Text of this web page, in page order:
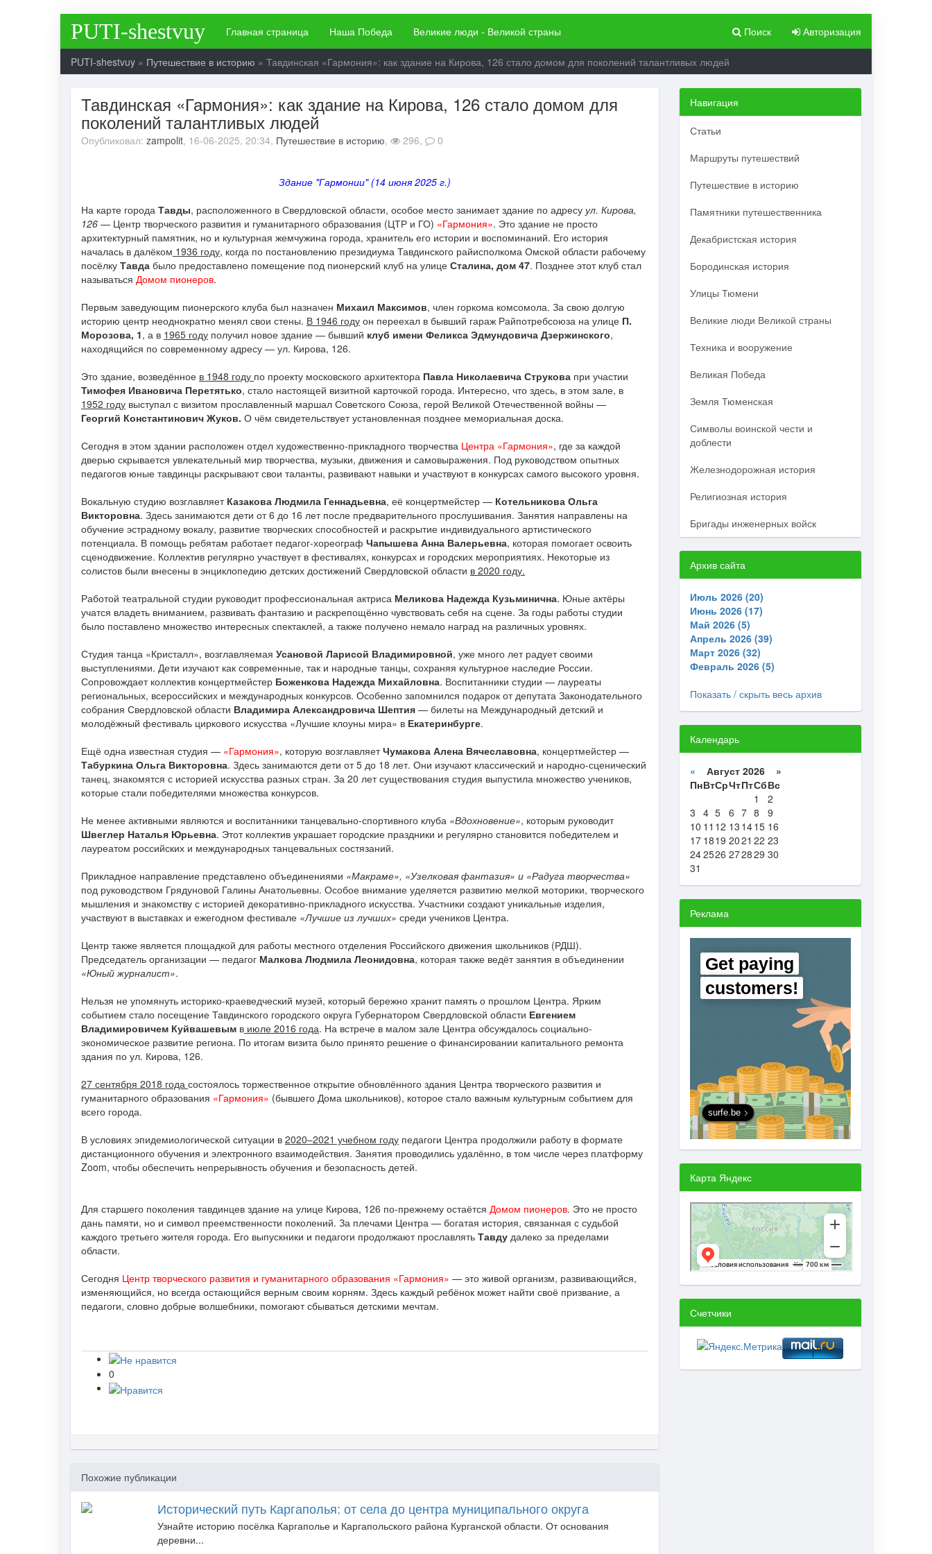
PUTI-shestvuy Главная страница Наша Победа Великие люди - Великой страны Поиск Авторизация
PUTI-shestvuy » Путешествие в историю » Тавдинская «Гармония»: как здание на Кирова, 126 стало домом для поколений талантливых людей
Тавдинская «Гармония»: как здание на Кирова, 126 стало домом для
поколений талантливых людей
Опубликовал: zampolit, 16-06-2025, 20:34, Путешествие в историю, 296, 0
Здание "Гармонии" (14 июня 2025 г.)
На карте города Тавды, расположенного в Свердловской области, особое место занимает здание по адресу ул. Кирова,
126 — Центр творческого развития и гуманитарного образования (ЦТР и ГО) «Гармония». Это здание не просто
архитектурный памятник, но и культурная жемчужина города, хранитель его истории и воспоминаний. Его история
началась в далёком 1936 году, когда по постановлению президиума Тавдинского райисполкома Омской области рабочему
посёлку Тавда было предоставлено помещение под пионерский клуб на улице Сталина, дом 47. Позднее этот клуб стал
называться Домом пионеров.
Первым заведующим пионерского клуба был назначен Михаил Максимов, член горкома комсомола. За свою долгую
историю центр неоднократно менял свои стены. В 1946 году он переехал в бывший гараж Райпотребсоюза на улице П.
Морозова, 1, а в 1965 году получил новое здание — бывший клуб имени Феликса Эдмундовича Дзержинского,
находящийся по современному адресу — ул. Кирова, 126.
Это здание, возведённое в 1948 году по проекту московского архитектора Павла Николаевича Струкова при участии
Тимофея Ивановича Перетятько, стало настоящей визитной карточкой города. Интересно, что здесь, в этом зале, в
1952 году выступал с визитом прославленный маршал Советского Союза, герой Великой Отечественной войны —
Георгий Константинович Жуков. О чём свидетельствует установленная позднее мемориальная доска.
Сегодня в этом здании расположен отдел художественно-прикладного творчества Центра «Гармония», где за каждой
дверью скрывается увлекательный мир творчества, музыки, движения и самовыражения. Под руководством опытных
педагогов юные тавдинцы раскрывают свои таланты, развивают навыки и участвуют в конкурсах самого высокого уровня.
Вокальную студию возглавляет Казакова Людмила Геннадьевна, её концертмейстер — Котельникова Ольга
Викторовна. Здесь занимаются дети от 6 до 16 лет после предварительного прослушивания. Занятия направлены на
обучение эстрадному вокалу, развитие творческих способностей и раскрытие индивидуального артистического
потенциала. В помощь ребятам работает педагог-хореограф Чапышева Анна Валерьевна, которая помогает освоить
сценодвижение. Коллектив регулярно участвует в фестивалях, конкурсах и городских мероприятиях. Некоторые из
солистов были внесены в энциклопедию детских достижений Свердловской области в 2020 году.
Работой театральной студии руководит профессиональная актриса Меликова Надежда Кузьминична. Юные актёры
учатся владеть вниманием, развивать фантазию и раскрепощённо чувствовать себя на сцене. За годы работы студии
было поставлено множество интересных спектаклей, а также получено немало наград на различных уровнях.
Студия танца «Кристалл», возглавляемая Усановой Ларисой Владимировной, уже много лет радует своими
выступлениями. Дети изучают как современные, так и народные танцы, сохраняя культурное наследие России.
Сопровождает коллектив концертмейстер Боженкова Надежда Михайловна. Воспитанники студии — лауреаты
региональных, всероссийских и международных конкурсов. Особенно запомнился подарок от депутата Законодательного
собрания Свердловской области Владимира Александровича Шептия — билеты на Международный детский и
молодёжный фестиваль циркового искусства «Лучшие клоуны мира» в Екатеринбурге.
Ещё одна известная студия — «Гармония», которую возглавляетЧумакова Алена Вячеславовна, концертмейстер —
Табуркина Ольга Викторовна. Здесь занимаются дети от 5 до 18 лет. Они изучают классический и народно-сценический
танец, знакомятся с историей искусства разных стран. За 20 лет существования студия выпустила множество учеников,
которые стали победителями множества конкурсов.
Не менее активными являются и воспитанники танцевально-спортивного клуба «Вдохновение», которым руководит
Швеглер Наталья Юрьевна. Этот коллектив украшает городские праздники и регулярно становится победителем и
лауреатом российских и международных танцевальных состязаний.
Прикладное направление представлено объединениями «Макраме», «Узелковая фантазия» и «Радуга творчества»
под руководством Грядуновой Галины Анатольевны. Особое внимание уделяется развитию мелкой моторики, творческого
мышления и знакомству с историей декоративно-прикладного искусства. Участники создают уникальные изделия,
участвуют в выставках и ежегодном фестивале «Лучшие из лучших» среди учеников Центра.
Центр также является площадкой для работы местного отделения Российского движения школьников (РДШ).
Председатель организации — педагог Малкова Людмила Леонидовна, которая также ведёт занятия в объединении
«Юный журналист».
Нельзя не упомянуть историко-краеведческий музей, который бережно хранит память о прошлом Центра. Ярким
событием стало посещение Тавдинского городского округа Губернатором Свердловской области Евгением
Владимировичем Куйвашевым в июле 2016 года. На встрече в малом зале Центра обсуждалось социально-
экономическое развитие региона. По итогам визита было принято решение о финансировании капитального ремонта
здания по ул. Кирова, 126.
27 сентября 2018 года состоялось торжественное открытие обновлённого здания Центра творческого развития и
гуманитарного образования «Гармония» (бывшего Дома школьников), которое стало важным культурным событием для
всего города.
В условиях эпидемиологической ситуации в 2020–2021 учебном году педагоги Центра продолжили работу в формате
дистанционного обучения и электронного взаимодействия. Занятия проводились удалённо, в том числе через платформу
Zoom, чтобы обеспечить непрерывность обучения и безопасность детей.
Для старшего поколения тавдинцев здание на улице Кирова, 126 по-прежнему остаётся Домом пионеров. Это не просто
дань памяти, но и символ преемственности поколений. За плечами Центра — богатая история, связанная с судьбой
каждого третьего жителя города. Его выпускники и педагоги продолжают прославлять Тавду далеко за пределами
области.
Сегодня Центр творческого развития и гуманитарного образования «Гармония» — это живой организм, развивающийся,
изменяющийся, но всегда остающийся верным своим корням. Здесь каждый ребёнок может найти своё призвание, а
педагоги, словно добрые волшебники, помогают сбываться детскими мечтам.
0
Похожие публикации
Исторический путь Каргаполья: от села до центра муниципального округа
Узнайте историю посёлка Каргаполье и Каргапольского района Курганской области. От основания
деревни...
Навигация
Статьи
Маршруты путешествий
Путешествие в историю
Памятники путешественника
Декабристская история
Бородинская история
Улицы Тюмени
Великие люди Великой страны
Техника и вооружение
Великая Победа
Земля Тюменская
Символы воинской чести и
доблести
Железнодорожная история
Религиозная история
Бригады инженерных войск
Архив сайта
Июль 2026 (20)
Июнь 2026 (17)
Май 2026 (5)
Апрель 2026 (39)
Март 2026 (32)
Февраль 2026 (5)
Показать / скрыть весь архив
Календарь
« Август 2026 »
ПнВтСрЧтПтСбВс
1
2
3 4 5 6 7 8
9
10 11 12 13 1415 16
17 1819 2021 22 23
242526 272829 30
31
Реклама
Get paying
customers!
surfe.be
Карта Яндекс
Счетчики